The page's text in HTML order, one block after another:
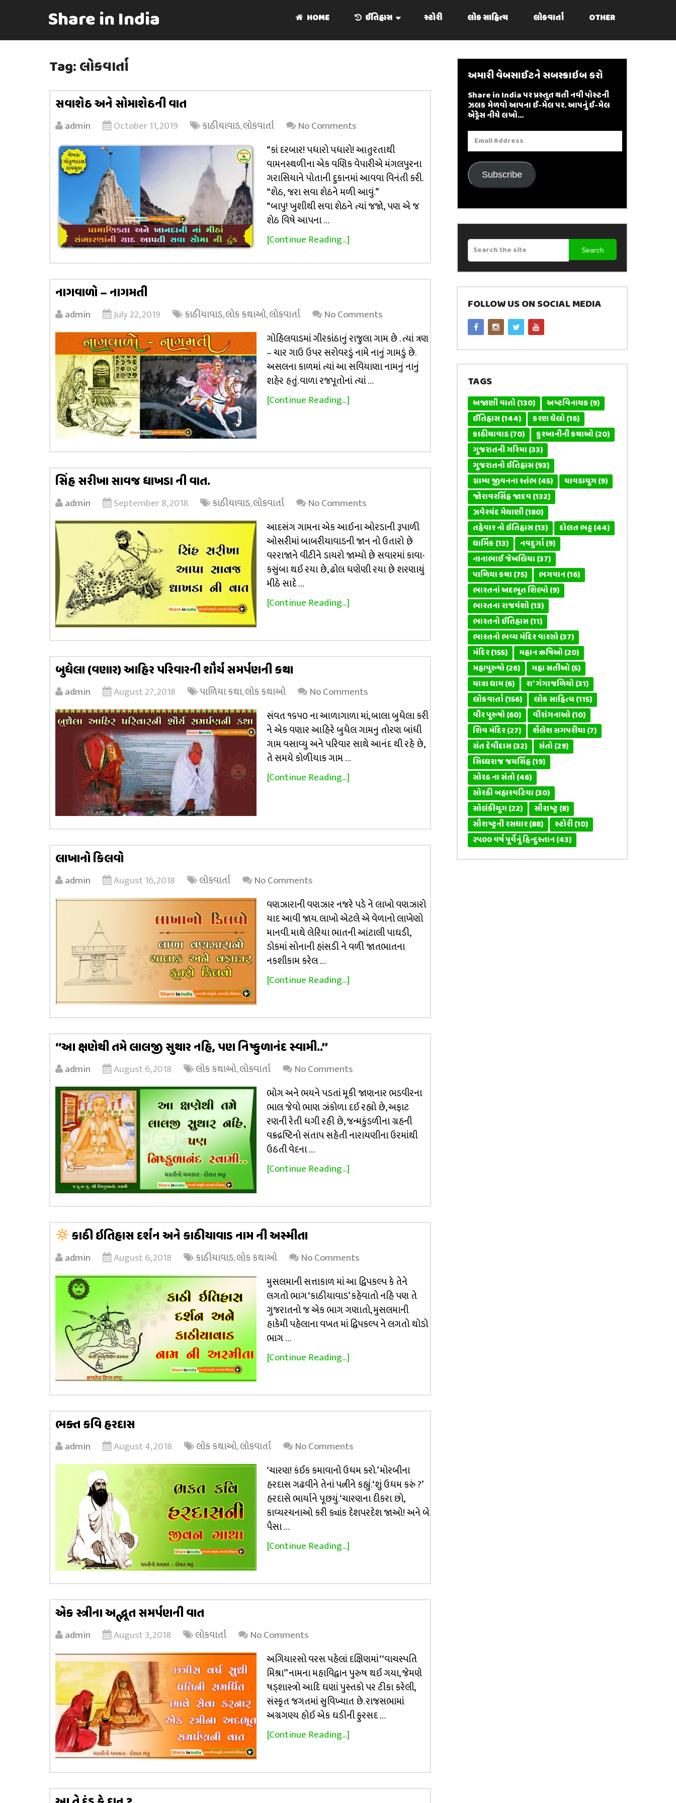
Share in India HOME ઈતિહાસ સ્ટોરી લોક સાહિત્ય લોકવાર્તા OTHER
Tag:લોકવાર્તા
સવાશેઠ અને સોમાશેઠની વાત
admin October 11, 2019 કાઠીયાવાડ,લોકવાર્તા
No Comments
“કાં દરબાર! પધારો પધારો! આતુરતાથી
વામનસ્થળીના એક વણિક વેપારીએ મંગલપુરના
ગરાસિયાને પોતાની દુકાનમાં આવવા વિનંતી કરી.
“શેઠ, જરા સવા શેઠને મળી આવું.”
“બાપુ! ખુશીથી સવા શેઠને ત્યાં જજો, પણ એ જ
શેઠ વિષે આપના …
[Continue Reading...]
નાગવાળો – નાગમતી
admin July 22, 2019 કાઠીયાવાડ,લોક કથાઓ,લોકવાર્તા
No Comments
ગોહિલવાડમાં ગીરકાંઠાનું રાજુલા ગામ છે . ત્યાં ત્રણ
– ચાર ગાઉ ઉપર સરોવરડું નામે નાનું ગામડું છે.
અસલના કાળમાં ત્યાં આ સવિયાણા નામનું નાનું
શહેર હતું. વાળા રજપૂતોનાં ત્યાં …
[Continue Reading...]
સિંહ સરીખા સાવજ ધાખડા ની વાત.
admin September 8, 2018 કાઠીયાવાડ,લોકવાર્તા
No Comments
આદસંગ ગામના એક આઈના ઓરડાની રૂપાળી
ઓસરીમાં બાબરીયાવાડની જાન નો ઉતારો છે઼
વરરાજાને વીટીને ડાયરો જામ્યો છે઼ સવારમાં કાવા-
કસુંબા થઈ રયા છે, ઢોલ ધણેણી રયા છે઼ શરણાયું
મીઠે સાદે …
[Continue Reading...]
બુધેલા (વણાર) આહિર પરિવારની શૌર્ય સમર્પણની કથા
admin August 27, 2018 પાળિયા કથા,લોક કથાઓ
No Comments
સંવત ૧૬૫૦ ના આળાગાળા માં, બાલા બુધેલા કરી
ને એક વણાર આહિરે બુધેલ ગામનુ તોરણ બાંધી
ગામ વસાવ્યુ અને પરિવાર સાથે આનંદ થી રહે છે,
તે સમયે કોળીયાક ગામ …
[Continue Reading...]
લાખાનો કિલવો
admin August 16, 2018 લોકવાર્તા
No Comments
વણઝારાની વણઝાર નજરે પડે ને લાખો વણઝારો
યાદ આવી જાય. લાખો એટલે એ વેળાનો લાખેણો
માનવી. માથે લેરિયા ભાતની આંટાલી પાઘડી,
ડોકમાં સોનાની હાંસડી ને વળી જાતભાતના
નકશીકામ કરેલ …
[Continue Reading...]
‘‘આ ક્ષણેથી તમે લાલજી સુથાર નહિ, પણ નિષ્કુળાનંદ સ્વામી..’’
admin August 6, 2018 લોક કથાઓ,લોકવાર્તા
No Comments
ભોગ અને ભયને પડતાં મૂકી જાણનાર ભડવીરના
ભાલ જેવો ભાણ ઝંકોળા દઈ રહ્યો છે, અફાટ
રણની રેતી ધગી રહી છે, જન્મકુંડળીના ગ્રહની
વક્રદ્રષ્ટિનો સંતાપ સહેતી નારાયણીના ઉરમાંથી
ઉઠતી વેદના …
[Continue Reading...]
કાઠી ઇતિહાસ દર્શન અને કાઠીયાવાડ નામ ની અસ્મીતા
admin August 6, 2018 કાઠીયાવાડ,લોક કથાઓ
No Comments
મુસલમાની સત્તાકાળ માં આ દ્વિપકલ્પ કે તેને
લગતો ભાગ ‘કાઠીયાવાડ’ કહેવાતો નહિ પણ તે
ગુજરાતનો જ એક ભાગ ગણાતો, મુસલમાની
હાકેમી પહેલાના વખત માં દ્વિપકલ્પ ને લગતો થોડો
ભાગ …
[Continue Reading...]
ભક્ત કવિ હરદાસ
admin August 4, 2018 લોક કથાઓ,લોકવાર્તા
No Comments
‘ચારણ! કંઈક કમાવાનો ઉધમ કરો.’ મોરબીના
હરદાસ ગઢવીને તેનાં પત્નીને કહ્યું. ‘શું ઉધમ કરું ?’
હરદાસે ભાર્યાને પૂછયું. ‘ચારણના દીકરા છો,
કાવ્યરચનાઓ કરી ક્યાંક દેશપરદેશ જાઓ! અને બે
પૈસા …
[Continue Reading...]
એક સ્ત્રીના અદ્ભૂત સમર્પણની વાત
admin August 3, 2018 લોકવાર્તા
No Comments
અગિયારસો વરસ પહેલાં દક્ષિણમાં ‘‘વાચસ્પતિ
મિશ્રા’’ નામના મહાવિદ્વાન પુરુષ થઈ ગયા, જેમણે
ષડ્‌શાસ્ત્રો આદિ ઘણાં પુસ્તકો પર ટીકા કરેલી,
સંસ્કૃત જગતમાં સુવિખ્યાત છે. રાજસભામાં
અગ્રગણ્ય હોઈ એક ઘડીની ફુરસદ …
[Continue Reading...]
અમારી વેબસાઈટને સબસ્ક્રાઇબ કરો
Share in India પર પ્રસ્તુત થતી નવી પોસ્ટની
ઝલક મેળવો આપના ઈ-મેલ પર. આપનું ઈ-મેલ
એડ્રેસ નીચે લખો...
Email
Address
Subscribe
Search
FOLLOW US ON SOCIAL MEDIA
TAGS
અજાણી વાતો(130) અષ્ટવિનાયક(9)
ઈતિહાસ(144) કરણ ઘેલો(16)
કાઠીયાવાડ(70) કુરબાનીની કથાઓ(20)
ગુજરાતની ગરિમા(33)
ગુજરાતનો ઇતિહાસ(93)
ગ્રામ્ય જીવનના સ્તંભ(45) ચાવડાયુગ(9)
જોરાવરસિંહ જાદવ(132)
ઝવેરચંદ મેઘાણી(180)
તહેવાર નો ઇતિહાસ(13) દોલત ભટ્ટ(44)
ધાર્મિક(13) નવદુર્ગા(9)
નાનાભાઈ જેબલિયા(37)
પાળિયા કથા(75) ભગવાન(16)
ભારતનાં અદભૂત શિલ્પો(9)
ભારતના રાજવંશો(13)
ભારતનો ઈતિહાસ(11)
ભારતનો ભવ્ય મંદિર વારસો(37)
મંદિર(155) મહાન ઋષિઓ(20)
મહાપુરુષો(26) મહા સતીઓ(5)
યાત્રા ધામ(6) રા' ગંગાજળિયો(31)
લોકવાર્તા(156) લોક સાહિત્ય(115)
વીર પુરુષો(60) વીરાંગનાઓ(10)
શિવ મંદિર(27) શૈલેશ સગપરીયા(7)
સંત દેવીદાસ(32) સંતો(29)
સિધ્ધરાજ જયસિંહ(19)
સોરઠ ના સંતો(46)
સોરઠી બહારવટિયા(30)
સોલંકીયુગ(22) સૌરાષ્ટ્ર(8)
સૌરાષ્ટ્રની રસધાર(88) સ્ટોરી(10)
૨૫૦૦ વર્ષ પૂર્વેનું હિન્દુસ્તાન(43)